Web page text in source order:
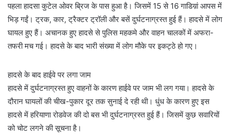
पहला हादसा कुटेल ओवर ब्रिज के पास हुआ है। जिसमें 15 से 16 गाडिय़ां आपस में
भिड़ गईं। ट्रक, कार, ट्रैक्टर ट्रॉली और बसें दुर्घटनाग्रस्त हुई हैं। हादसे में लोग
घायल हुए हैं। अचानक हुए हादसे से पुलिस महकमे और वाहन चालकों में अफरा-
तफरी मच गई। हादसे के बाद भारी संख्या में लोग मौके पर इकट्ठे हो गए।
हादसे के बाद हाईवे पर लगा जाम
हादसे में दुर्घटनाग्रस्त हुए वाहनों के कारण हाईवे पर जाम भी लग गया। हादसे के
दौरान घायलों की चीख-पुकार दूर तक सुनाई दे रही थी। धुंध के कारण हुए इस
हादसे में हरियाणा रोडवेज की दो बस भी दुर्घटनाग्रस्त हुई हैं। जिसमें कुछ सवारियों
को चोट लगने की सूचना है।